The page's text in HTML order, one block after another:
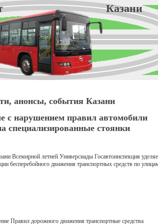
Казани
анонсы, события Казани
с нарушением правил автомобили
специализированные стоянки
Всемирной летней Универсиады Госавтоинспекция
бесперебойного движения транспортных средств по
Правил дорожного движения транспортные средства